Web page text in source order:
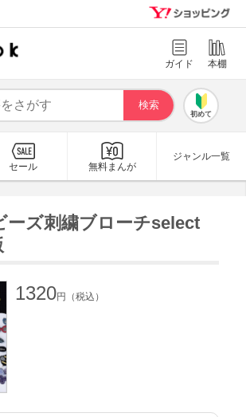
ガイド 本棚
初めて
セール 無料まんが
ジャンル一覧
ーズ刺繍ブローチselect
1320円（税込）